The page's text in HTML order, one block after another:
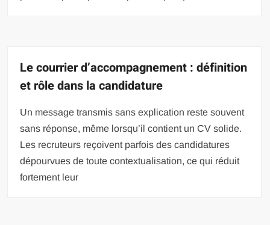
Le courrier d’accompagnement : définition
et rôle dans la candidature
Un message transmis sans explication reste souvent
sans réponse, même lorsqu’il contient un CV solide.
Les recruteurs reçoivent parfois des candidatures
dépourvues de toute contextualisation, ce qui réduit
fortement leur